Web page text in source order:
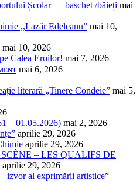
Școlar — baschet /băieți mai
,,Lazăr Edeleanu” mai 10,
mai 10, 2026
Calea Eroilor! mai 7, 2026
mai 6, 2026
literară „Tinere Condeie” mai 5,
– 01.05.2026) mai 2, 2026
aprilie 29, 2026
aprilie 29, 2026
– LES QUALIFS DE
aprilie 29, 2026
izvor al exprimării artistice” –